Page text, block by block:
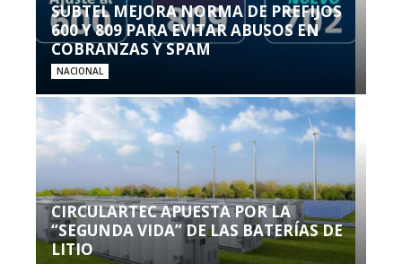
SUBTEL MEJORA NORMA DE PREFIJOS
600 Y 809 PARA EVITAR ABUSOS EN
COBRANZAS Y SPAM
NACIONAL
CIRCULARTEC APUESTA POR LA
“SEGUNDA VIDA” DE LAS BATERÍAS DE
LITIO